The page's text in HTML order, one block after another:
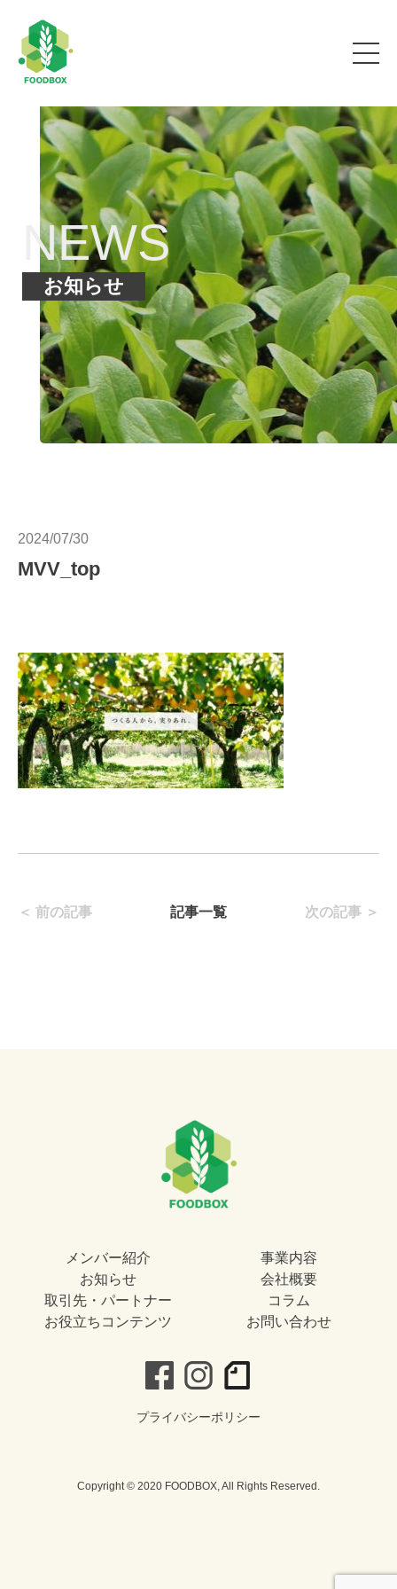
NEWS
お知らせ
2024/07/30
MVV_top
＜ 前の記事 記事一覧 次の記事 ＞
メンバー紹介
事業内容
お知らせ
会社概要
取引先・パートナー
コラム
お役立ちコンテンツ
お問い合わせ
プライバシーポリシー
Copyright © 2020 FOODBOX, All Rights Reserved.